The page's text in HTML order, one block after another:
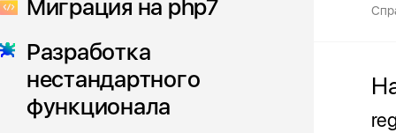
Миграция на php7
Разработка
нестандартного
функционала